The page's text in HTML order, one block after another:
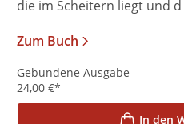
die im Scheitern liegt und d
Zum Buch
Gebundene Ausgabe
24,00 €*
In den